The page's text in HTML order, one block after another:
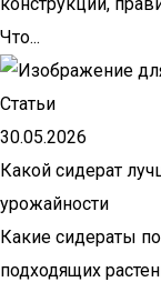
Что...
Статьи
30.05.2026
Какой сидерат
урожайности
Какие сидераты
подходящих